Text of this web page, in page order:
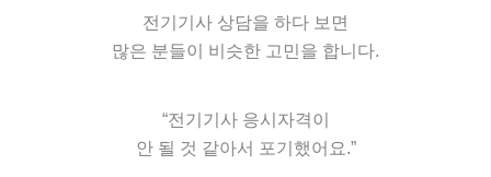
전기기사 상담을 하다 보면
많은 분들이 비슷한 고민을 합니다.
“전기기사 응시자격이
안 될 것 같아서 포기했어요.”